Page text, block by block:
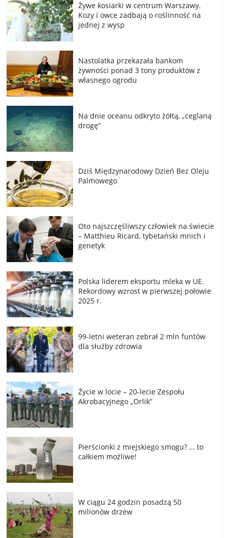
Żywe kosiarki w centrum Warszawy.
Kozy i owce zadbają o roślinność na
jednej z wysp
Nastolatka przekazała bankom
żywności ponad 3 tony produktów z
własnego ogrodu
Na dnie oceanu odkryto żółtą, „ceglaną
drogę”
Dziś Międzynarodowy Dzień Bez Oleju
Palmowego
Oto najszczęśliwszy człowiek na świecie
– Matthieu Ricard, tybetański mnich i
genetyk
Polska liderem eksportu mleka w UE.
Rekordowy wzrost w pierwszej połowie
2025 r.
99-letni weteran zebrał 2 mln funtów
dla służby zdrowia
Życie w locie – 20-lecie Zespołu
Akrobacyjnego „Orlik”
Pierścionki z miejskiego smogu? … to
całkiem możliwe!
W ciągu 24 godzin posadzą 50
milionów drzew